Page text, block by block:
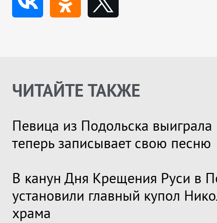
ЧИТАЙТЕ ТАКЖЕ
Певица из Подольска выиграла
теперь записывает свою песню
В канун Дня Крещения Руси в
установили главный купол
храма